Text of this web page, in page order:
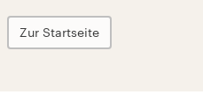
Zur Startseite